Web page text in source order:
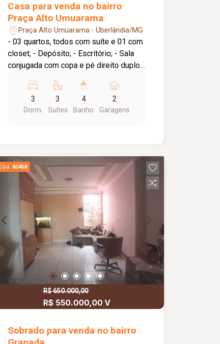
Casa para venda no bairro
Praça Alto Umuarama
Praça Alto Umuarama - Uberlândia/MG
- 03 quartos, todos com suíte e 01 com
closet; - Depósito; - Escritório; - Sala
conjugada com copa e pé direito duplo;
banheiro; - Lavanderia; - Esquadrias em
alumínio.
3
Dorm.
3
Suítes
4
Banho
2
Garagens
82458
R$ 650.000,00
R$ 550.000,00 V
Sobrado para venda no bairro